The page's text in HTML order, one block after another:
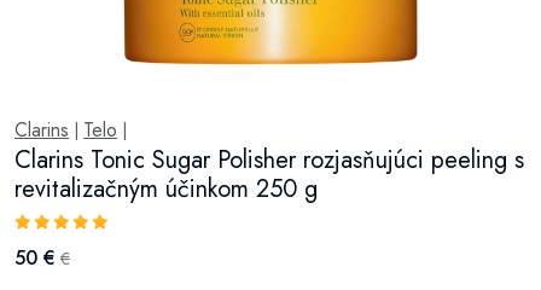
Clarins Telo
Clarins Tonic Sugar Polisher rozjasňujúci peeling s
revitalizačným účinkom 250 g
50 € €